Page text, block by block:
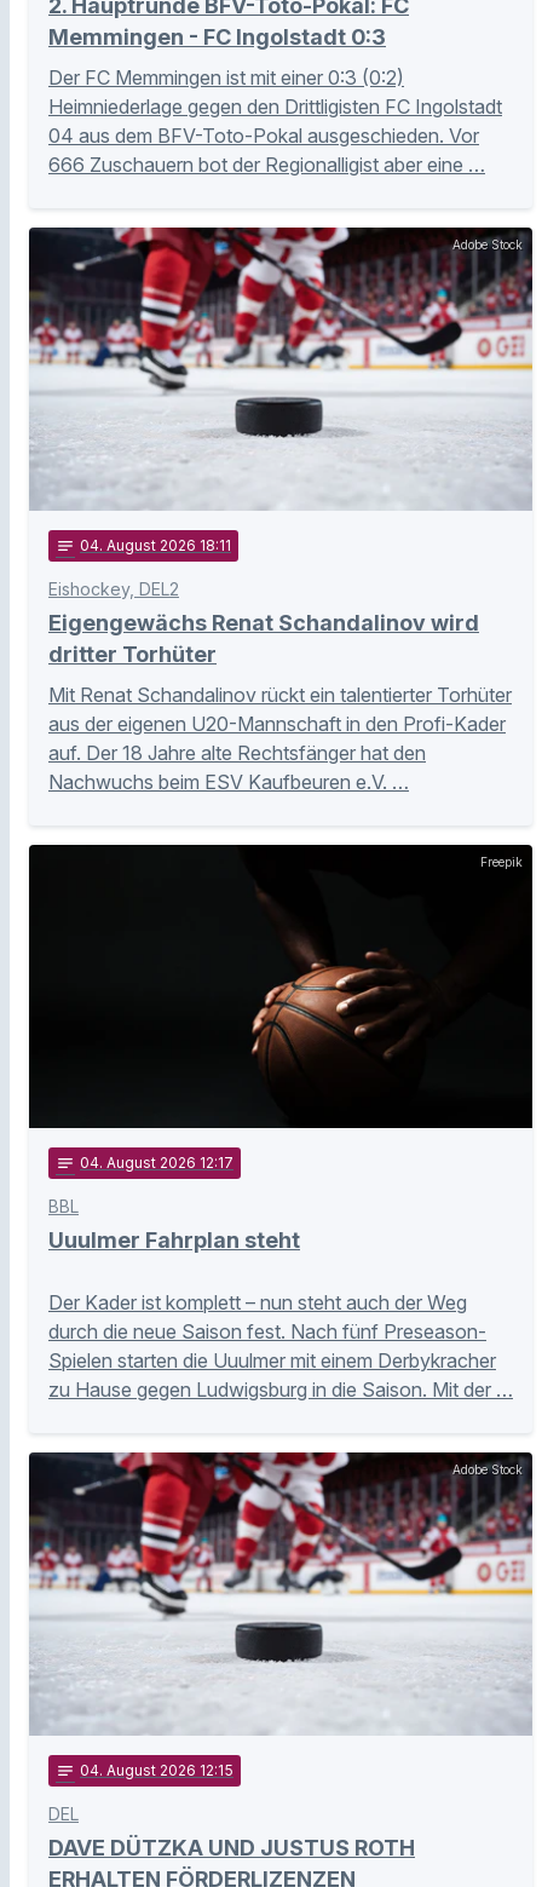
2. Hauptrunde BFV-Toto-Pokal: FC
Memmingen - FC Ingolstadt 0:3
Der FC Memmingen ist mit einer 0:3 (0:2)
Heimniederlage gegen den Drittligisten FC Ingolstadt
04 aus dem BFV-Toto-Pokal ausgeschieden. Vor
666 Zuschauern bot der Regionalligist aber eine …
Adobe Stock
notes 04. August 2026 18:11
Eishockey, DEL2
Eigengewächs Renat Schandalinov wird
dritter Torhüter
Mit Renat Schandalinov rückt ein talentierter Torhüter
aus der eigenen U20-Mannschaft in den Profi-Kader
auf. Der 18 Jahre alte Rechtsfänger hat den
Nachwuchs beim ESV Kaufbeuren e.V. …
Freepik
notes 04. August 2026 12:17
BBL
Uuulmer Fahrplan steht
Der Kader ist komplett – nun steht auch der Weg
durch die neue Saison fest. Nach fünf Preseason-
Spielen starten die Uuulmer mit einem Derbykracher
zu Hause gegen Ludwigsburg in die Saison. Mit der …
Adobe Stock
notes 04. August 2026 12:15
DEL
DAVE DÜTZKA UND JUSTUS ROTH
ERHALTEN FÖRDERLIZENZEN